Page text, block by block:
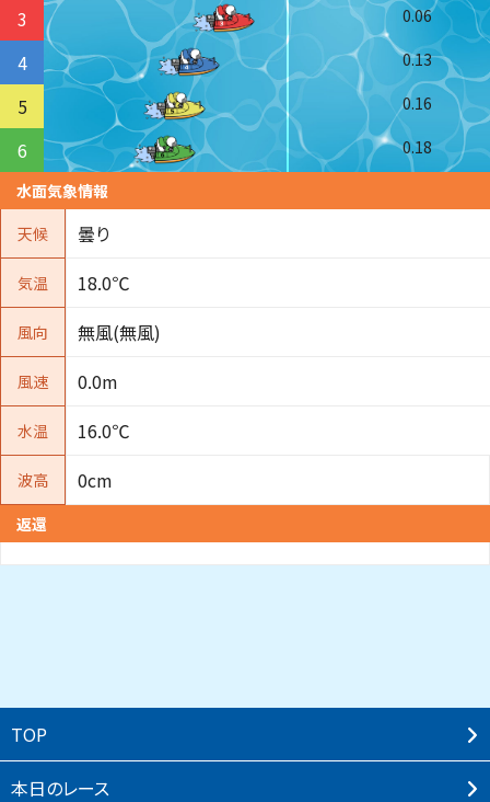
3 0.06
4 0.13
5 0.16
6
0.18
水面気象情報
天候
曇り
気温 18.0℃
風向 無風(無風)
風速 0.0m
水温 16.0℃
波高 0cm
返還
TOP
本⽇のレース